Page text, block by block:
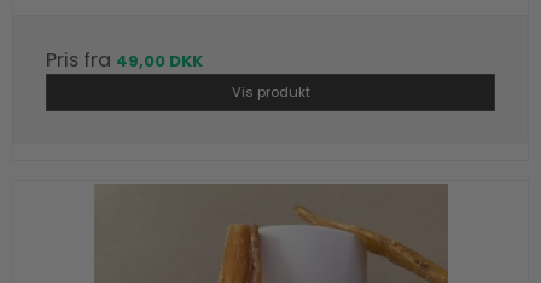
Pris fra 49,00 DKK
Vis produkt